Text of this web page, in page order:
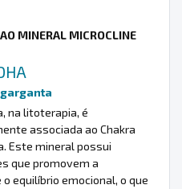
MINERAL MICROCLINE
na litoterapia, é
associada ao Chakra
Este mineral possui
que promovem a
equilíbrio emocional, o que